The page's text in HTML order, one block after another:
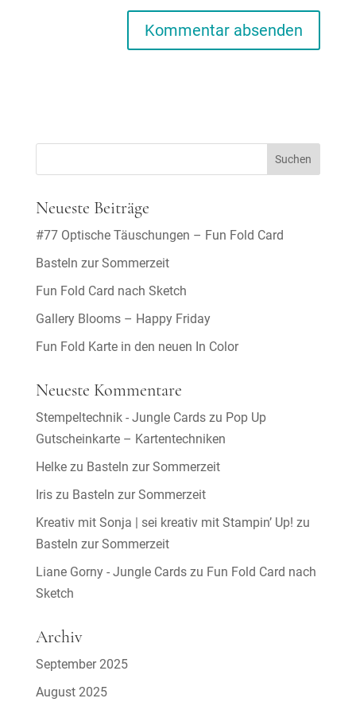
Neueste Beiträge
#77 Optische Täuschungen – Fun Fold Card
Basteln zur Sommerzeit
Fun Fold Card nach Sketch
Gallery Blooms – Happy Friday
Fun Fold Karte in den neuen In Color
Neueste Kommentare
Stempeltechnik - Jungle Cardszu Pop Up
Gutscheinkarte – Kartentechniken
Helkezu Basteln zur Sommerzeit
Iriszu Basteln zur Sommerzeit
Kreativ mit Sonja | sei kreativ mit Stampin’ Up! zu
Basteln zur Sommerzeit
Liane Gorny - Jungle Cardszu Fun Fold Card nach
Sketch
Archiv
September 2025
August 2025